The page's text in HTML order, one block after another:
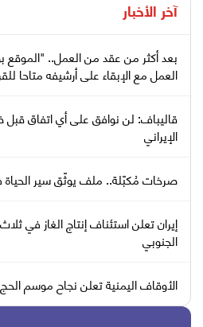
آخر الأخبار
بعد أكثر من عقد من العمل..
العمل مع الإبقاء على أرشيفه متاحا
قاليباف: لن نوافق على أي اتفاق
الإيراني
صرخات مُكبّلة.. ملف يوثّق سير الحياة
إيران تعلن استئناف إنتاج الغاز في
الجنوبي
الأوقاف اليمنية تعلن نجاح موسم الحج لعام